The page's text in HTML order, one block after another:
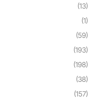
(13)
(1)
(59)
(193)
(198)
(38)
(157)